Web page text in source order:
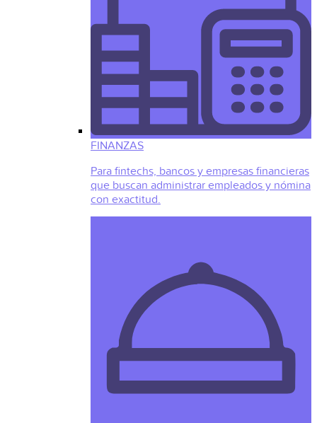
FINANZAS
Para fintechs, bancos y empresas financieras
que buscan administrar empleados y nómina
con exactitud.